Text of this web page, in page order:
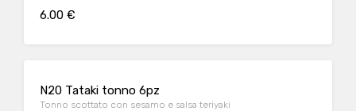
6.00 €
N20 Tataki tonno 6pz
Tonno scottato con sesamo e salsa teriyaki